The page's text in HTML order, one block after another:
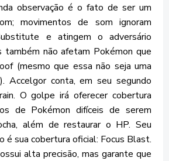
observação é o fato de ser um
movimentos de som ignoram
e atingem o adversário
também não afetam Pokémon que
(mesmo que essa não seja uma
Accelgor conta, em seu segundo
O golpe irá oferecer cobertura
de Pokémon difíceis de serem
além de restaurar o HP. Seu
é sua cobertura oficial: Focus Blast.
alta precisão, mas garante que